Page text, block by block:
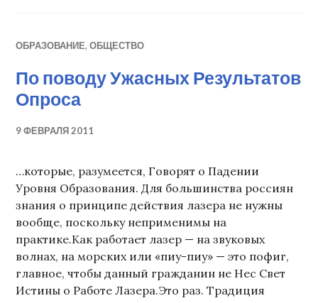
ОБРАЗОВАНИЕ,ОБЩЕСТВО
По поводу Ужасных Результатов
Опроса
9 ФЕВРАЛЯ 2011
…которые, разумеется, Говорят о Падении
Уровня Образования. Для большинства россиян
знания о принципе действия лазера не нужны
вообще, поскольку неприменимы на
практике.Как работает лазер — на звуковых
волнах, на морских или «пиу-пиу» — это пофиг,
главное, чтобы данный гражданин не Нес Свет
Истины о Работе Лазера.Это раз. Традиция